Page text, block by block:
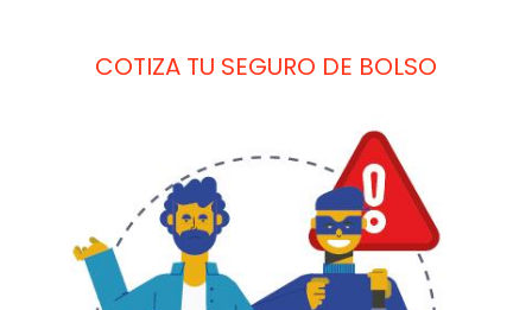
COTIZA TU SEGURO DE BOLSO